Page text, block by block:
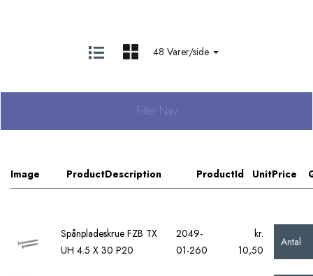
48 Varer/side
Filter Nav
Image ProductDescription ProductId UnitPrice
Spånpladeskrue FZB TX
UH 4.5 X 30 P20
2049-
01-260
kr.
10,50
Antal